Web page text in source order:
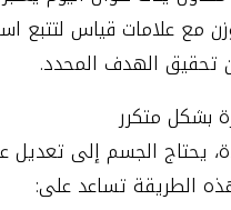
مع علامات قياس لتتبع
تحقيق الهدف المحدد.
يحتاج الجسم إلى
الطريقة تساعد على: